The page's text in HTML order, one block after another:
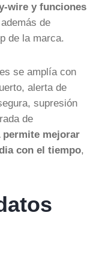
wire y funciones
de
de la marca.
se amplía con
alerta de
supresión
de
permite mejorar
con el tiempo,